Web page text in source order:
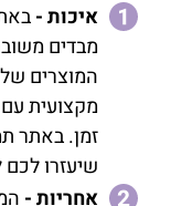
איכות -
המוצרים
מקצועית
זמן. באתר
שיעזרו
אחריות -